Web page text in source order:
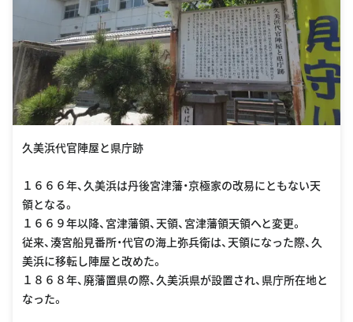
久美浜代官陣屋と県庁跡
１６６６年、久美浜は丹後宮津藩・京極家の改易にともない天
領となる。
１６６９年以降、宮津藩領、天領、宮津藩領天領へと変更。
従来、湊宮船見番所・代官の海上弥兵衛は、天領になった際、久
美浜に移転し陣屋と改めた。
１８６８年、廃藩置県の際、久美浜県が設置され、県庁所在地と
なった。